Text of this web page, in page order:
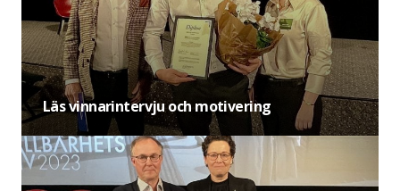
Läs vinnarintervju och motivering